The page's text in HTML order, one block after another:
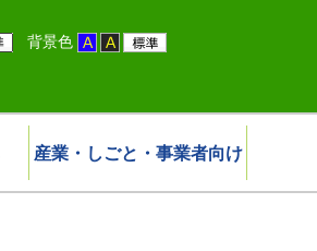
背景色
産業・しごと・事業者向け